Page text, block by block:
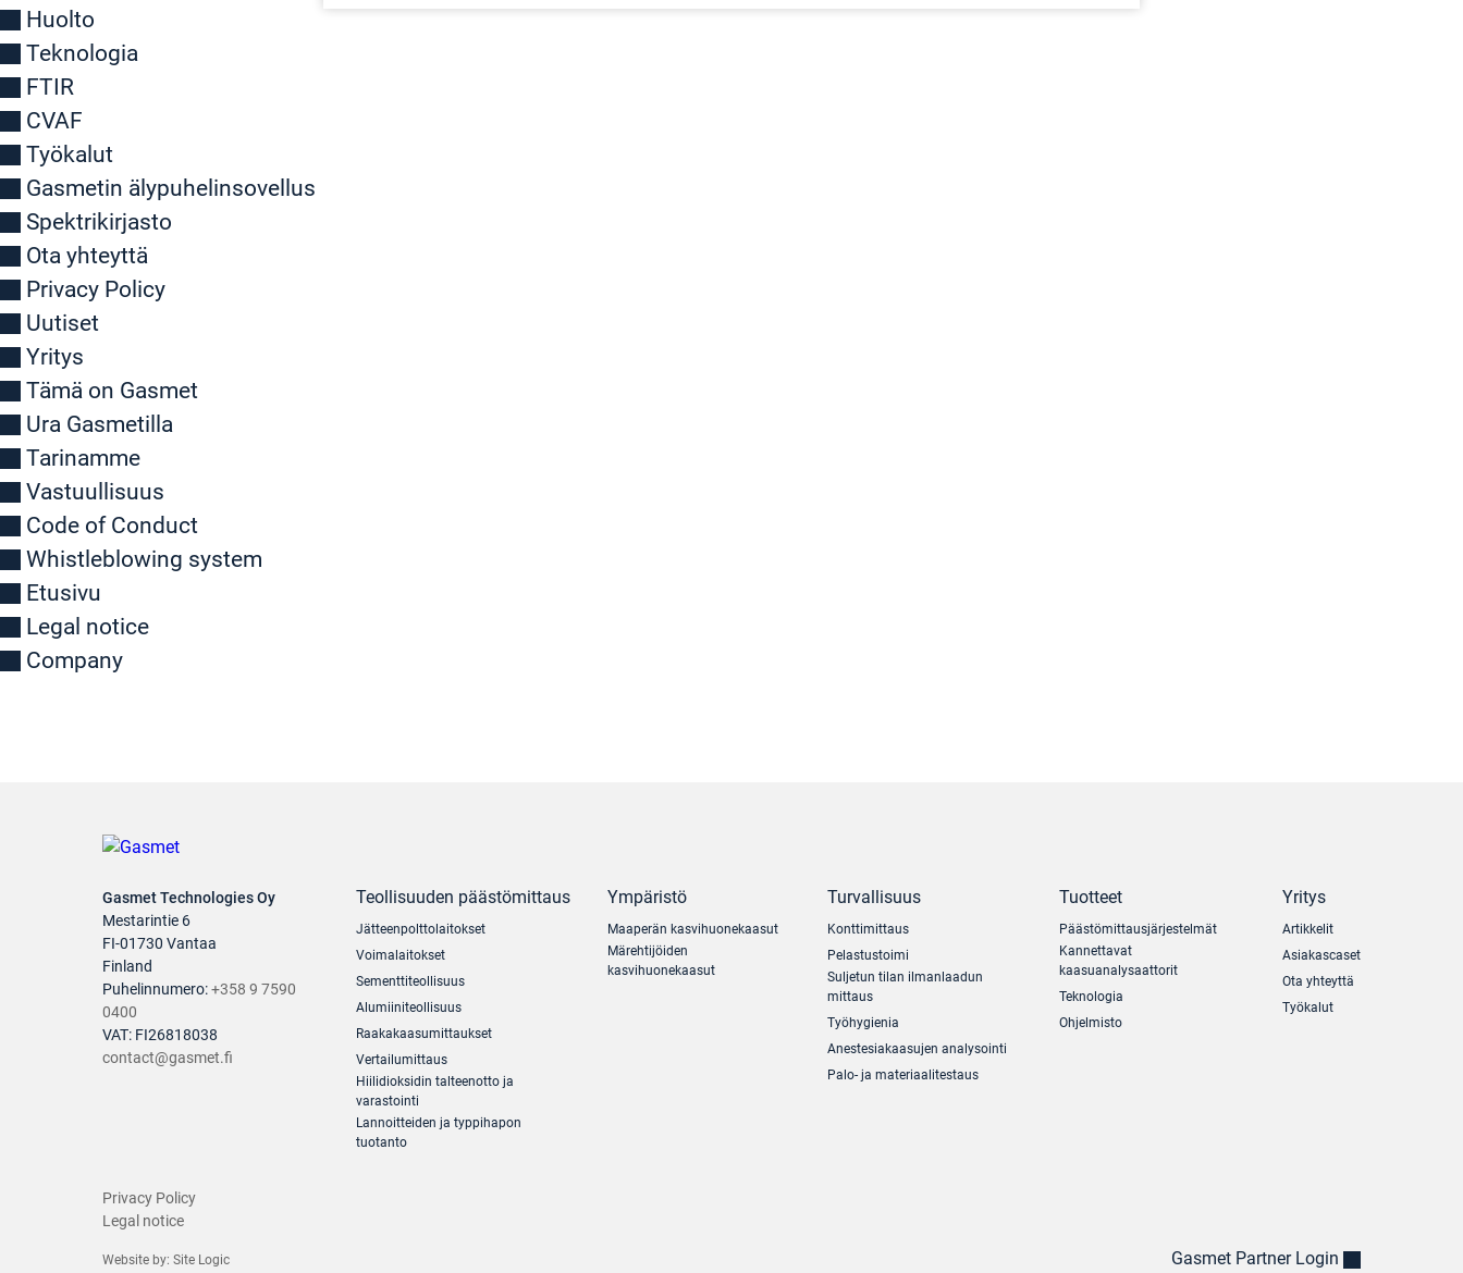
Huolto
Teknologia
FTIR
CVAF
Työkalut
Gasmetin älypuhelinsovellus
Spektrikirjasto
Ota yhteyttä
Privacy Policy
Uutiset
Yritys
Tämä on Gasmet
Ura Gasmetilla
Tarinamme
Vastuullisuus
Code of Conduct
Whistleblowing system
Etusivu
Legal notice
Company
Gasmet Technologies Oy
Mestarintie 6
FI-01730 Vantaa
Finland
Puhelinnumero:+358 9 7590
0400
VAT: FI26818038
contact@gasmet.fi
Teollisuuden päästömittaus
Jätteenpolttolaitokset
Voimalaitokset
Sementtiteollisuus
Alumiiniteollisuus
Raakakaasumittaukset
Vertailumittaus
Hiilidioksidin talteenotto ja
varastointi
Lannoitteiden ja typpihapon
tuotanto
Ympäristö
Maaperän kasvihuonekaasut
Märehtijöiden
kasvihuonekaasut
Turvallisuus
Konttimittaus
Pelastustoimi
Suljetun tilan ilmanlaadun
mittaus
Työhygienia
Anestesiakaasujen analysointi
Palo- ja materiaalitestaus
Tuotteet
Päästömittausjärjestelmät
Kannettavat
kaasuanalysaattorit
Teknologia
Ohjelmisto
Yritys
Artikkelit
Asiakascaset
Ota yhteyttä
Työkalut
Privacy Policy
Legal notice
Website by: Site Logic Gasmet Partner Login